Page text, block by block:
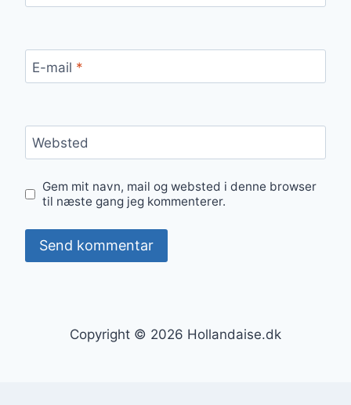
E-mail *
Websted
Gem mit navn, mail og websted i denne browser
til næste gang jeg kommenterer.
Copyright © 2026 Hollandaise.dk